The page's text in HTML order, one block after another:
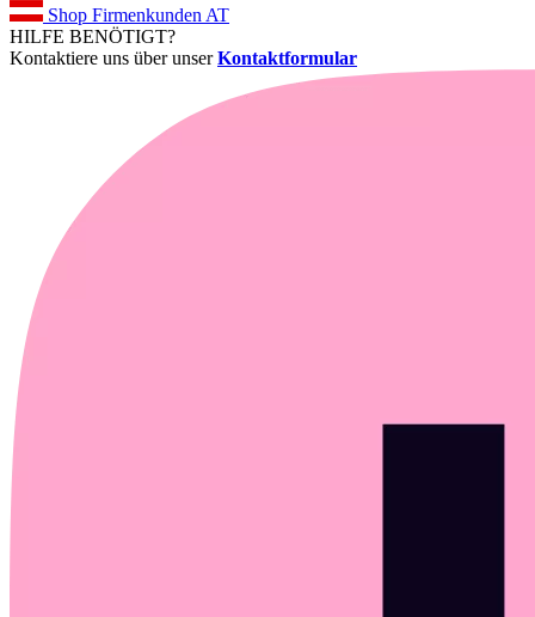
Shop Firmenkunden AT
HILFE BENÖTIGT?
Kontaktiere uns über unserKontaktformular